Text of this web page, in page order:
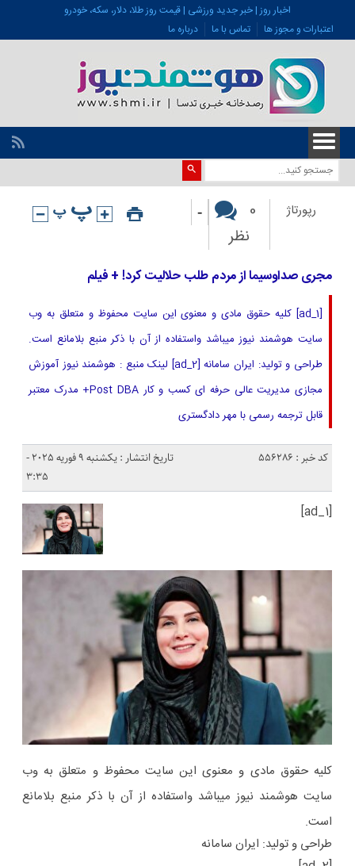
اخبار روز | خبر جدید ورزشی | قیمت روز طلا، دلار، سکه، خودرو
اعتبارات و مجوز ها
تماس با ما درباره ما
رپورتاژ
0
نظر
-
مجری صداوسیما از مردم طلب حلالیت کرد! + فیلم
[ad_1] کلیه حقوق مادی و معنوی این سایت محفوظ و متعلق به وب
سایت هوشمند نیوز میباشد واستفاده از آن با ذکر منبع بلامانع است.
طراحی و تولید: ایران سامانه [ad_2] لینک منبع : هوشمند نیوز آموزش
مجازی مدیریت عالی حرفه ای کسب و کار Post DBA+ مدرک معتبر
قابل ترجمه رسمی با مهر دادگستری
کد خبر : 556286
تاریخ انتشار : یکشنبه 9 فوریه 2025 -
3:35
[ad_1]
کلیه حقوق مادی و معنوی این سایت محفوظ و متعلق به وب
سایت هوشمند نیوز میباشد واستفاده از آن با ذکر منبع بلامانع
است.
طراحی و تولید: ایران سامانه